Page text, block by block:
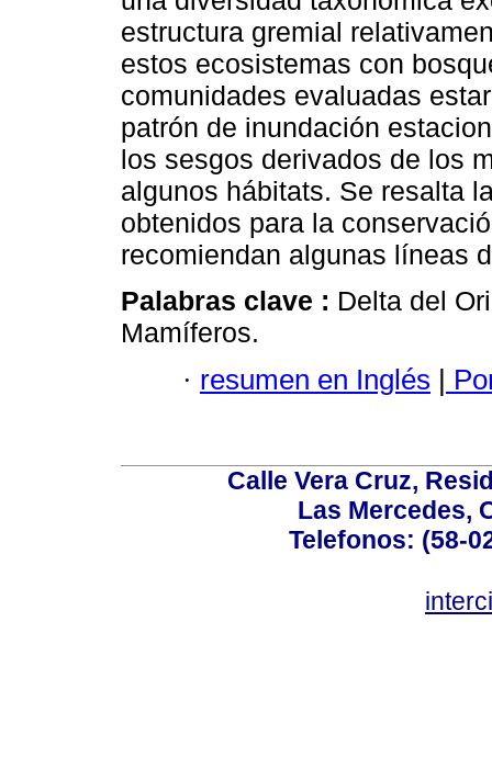
estructura gremial
estos ecosistemas con
comunidades evaluadas
patrón de inundación
los sesgos derivados de los
algunos hábitats. Se resalta
obtenidos para la
recomiendan algunas líneas
Palabras clave : Delta del
Mamíferos.
· resumen en Inglés |
Calle Vera Cruz,
Las Mercedes,
Telefonos: (58-